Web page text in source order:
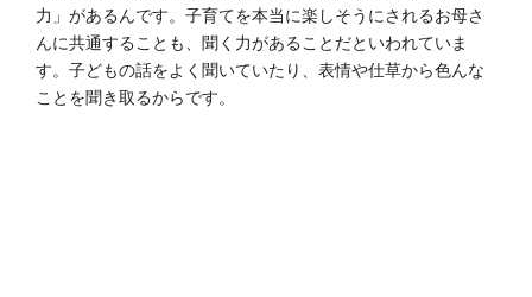
力」があるんです。子育てを本当に楽しそうにされるお母さ
んに共通することも、聞く力があることだといわれていま
す。子どもの話をよく聞いていたり、表情や仕草から色んな
ことを聞き取るからです。